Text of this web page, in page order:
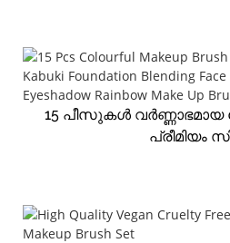
15 പീസുകൾ വർണ്ണാഭമായ
പ്രീമിയം